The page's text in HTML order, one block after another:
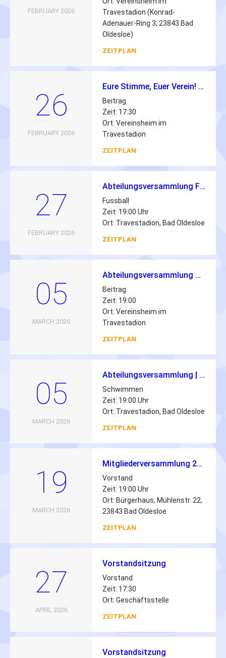
FEBRUARY 2026
Travestadion (Konrad-
Adenauer-Ring 3, 23843 Bad
Oldesloe)
ZEITPLAN
26
FEBRUARY 2026
Eure Stimme, Euer Verein! – Einladung zur Jugendversammlung 2026 💙🤍
Beitrag
Zeit: 17:30
Ort: Vereinsheim im
Travestadion
ZEITPLAN
27
FEBRUARY 2026
Abteilungsversammlung Fussball 2026
Fussball
Zeit: 19:00 Uhr
Ort: Travestadion, Bad Oldesloe
ZEITPLAN
05
MARCH 2026
Abteilungsversammlung Schwimmen 2026
Beitrag
Zeit: 19:00
Ort: Vereinsheim im
Travestadion
ZEITPLAN
05
MARCH 2026
Abteilungsversammlung | 05.03.2026 | 19:00 Uhr
Schwimmen
Zeit: 19:00 Uhr
Ort: Travestadion, Bad Oldesloe
ZEITPLAN
19
MARCH 2026
Mitgliederversammlung 2026
Vorstand
Zeit: 19:00 Uhr
Ort: Bürgerhaus, Mühlenstr. 22,
23843 Bad Oldesloe
ZEITPLAN
27
APRIL 2026
Vorstandsitzung
Vorstand
Zeit: 17:30
Ort: Geschäftsstelle
ZEITPLAN
Vorstandsitzung